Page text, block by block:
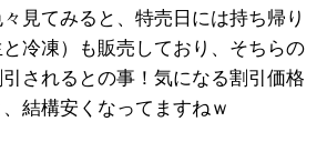
見てみると、特売日には持ち帰り
冷凍）も販売しており、そちらの
されるとの事！気になる割引価格
、結構安くなってますねｗ